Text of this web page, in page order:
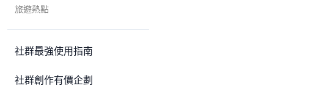
旅遊熱點
社群最強使用指南
社群創作有價企劃